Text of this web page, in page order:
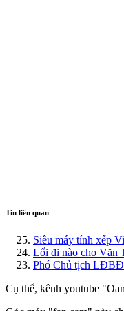
Tin liên quan
Siêu máy tính xếp
Lối đi nào cho Văn
Phó Chủ tịch LĐBĐ
Cụ thể, kênh youtube